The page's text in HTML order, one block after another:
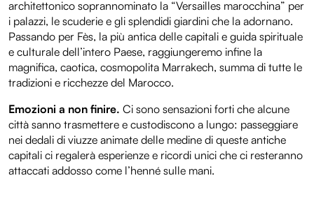
architettonico soprannominato la “Versailles marocchina” per
i palazzi, le scuderie e gli splendidi giardini che la adornano.
Passando per Fès, la più antica delle capitali e guida spirituale
e culturale dell’intero Paese, raggiungeremo infine la
magnifica, caotica, cosmopolita Marrakech, summa di tutte le
tradizioni e ricchezze del Marocco.
Emozioni a non finire. Ci sono sensazioni forti che alcune
città sanno trasmettere e custodiscono a lungo: passeggiare
nei dedali di viuzze animate delle medine di queste antiche
capitali ci regalerà esperienze e ricordi unici che ci resteranno
attaccati addosso come l’henné sulle mani.